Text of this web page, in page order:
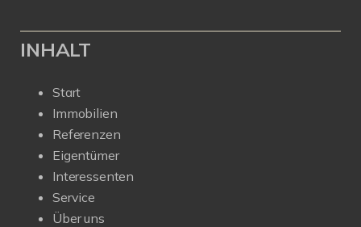
INHALT
Start
Immobilien
Referenzen
Eigentümer
Interessenten
Service
Über uns